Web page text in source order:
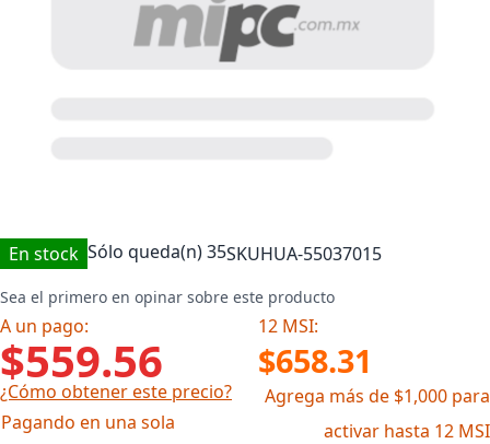
En stock Sólo queda(n)35SKUHUA-55037015
Sea el primero en opinar sobre este producto
A un pago: 12 MSI:
$559.56 $658.31
¿Cómo obtener este precio?
en una sola
Agrega más de $1,000 para
activar hasta 12 MSI